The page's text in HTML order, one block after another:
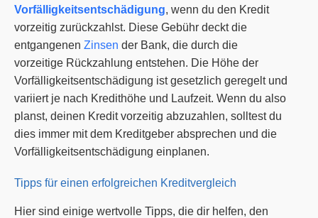
Vorfälligkeitsentschädigung, wenn du den Kredit
vorzeitig zurückzahlst. Diese Gebühr deckt die
entgangenen Zinsen der Bank, die durch die
vorzeitige Rückzahlung entstehen. Die Höhe der
Vorfälligkeitsentschädigung ist gesetzlich geregelt und
variiert je nach Kredithöhe und Laufzeit. Wenn du also
planst, deinen Kredit vorzeitig abzuzahlen, solltest du
dies immer mit dem Kreditgeber absprechen und die
Vorfälligkeitsentschädigung einplanen.
Tipps für einen erfolgreichen Kreditvergleich
Hier sind einige wertvolle Tipps, die dir helfen, den